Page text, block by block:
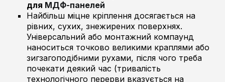
для МДФ-панелей
Найбільш міцне кріплення досягається на
рівних, сухих, знежирених поверхнях.
Універсальний або монтажний компаунд
наноситься точково великими краплями або
зигзагоподібними рухами, після чого треба
почекати деякий час (тривалість
технологічного перерви вказується на